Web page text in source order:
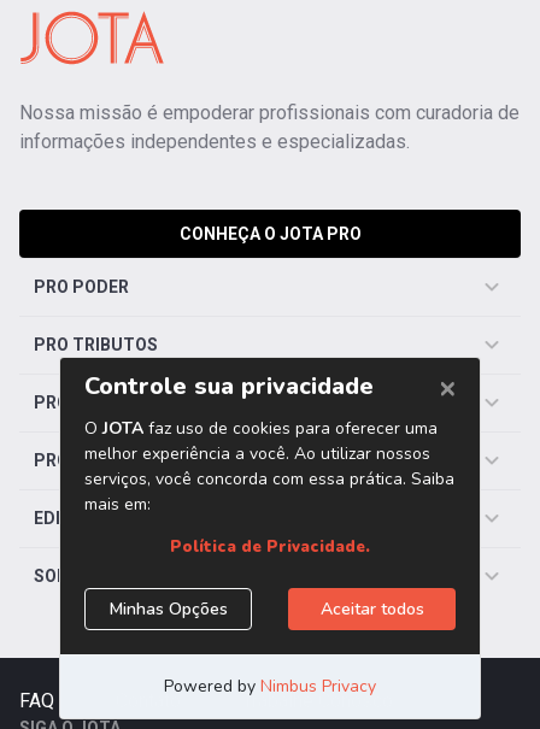
Nossa missão é empoderar profissionais com curadoria de
informações independentes e especializadas.
CONHEÇA O JOTA PRO
PRO PODER
PRO TRIBUTOS
PRO TRABALHISTA
PRO SAÚDE
EDITORIAS
SOBRE O JOTA
FAQ Trabalhe Conosco